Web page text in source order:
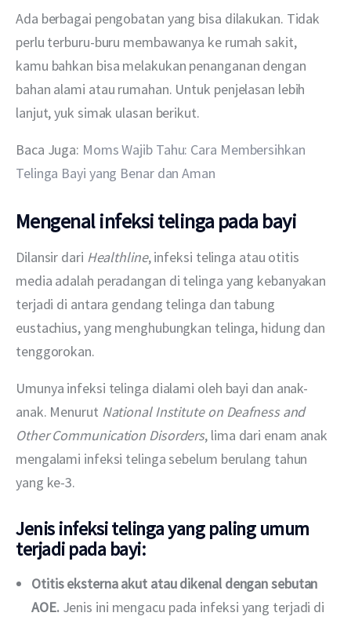
Ada berbagai pengobatan yang bisa dilakukan. Tidak
perlu terburu-buru membawanya ke rumah sakit,
kamu bahkan bisa melakukan penanganan dengan
bahan alami atau rumahan. Untuk penjelasan lebih
lanjut, yuk simak ulasan berikut.
Baca Juga: Moms Wajib Tahu: Cara Membersihkan
Telinga Bayi yang Benar dan Aman
Mengenal infeksi telinga pada bayi
Dilansir dari Healthline, infeksi telinga atau otitis
media adalah peradangan di telinga yang kebanyakan
terjadi di antara gendang telinga dan tabung
eustachius, yang menghubungkan telinga, hidung dan
tenggorokan.
Umunya infeksi telinga dialami oleh bayi dan anak-
anak. Menurut National Institute on Deafness and
Other Communication Disorders, lima dari enam anak
mengalami infeksi telinga sebelum berulang tahun
yang ke-3.
Jenis infeksi telinga yang paling umum
terjadi pada bayi:
Otitis eksterna akut atau dikenal dengan sebutan
AOE.Jenis ini mengacu pada infeksi yang terjadi di